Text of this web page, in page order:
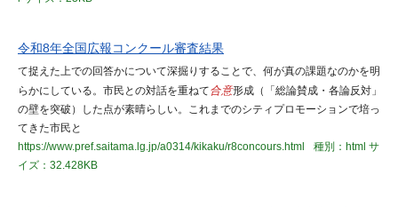
令和8年全国広報コンクール審査結果
て捉えた上での回答かについて深掘りすることで、何が真の課題なのかを明
らかにしている。市民との対話を重ねて合意形成（「総論賛成・各論反対」
の壁を突破）した点が素晴らしい。これまでのシティプロモーションで培っ
てきた市民と
https://www.pref.saitama.lg.jp/a0314/kikaku/r8concours.html
種別：html サ
イズ：32.428KB